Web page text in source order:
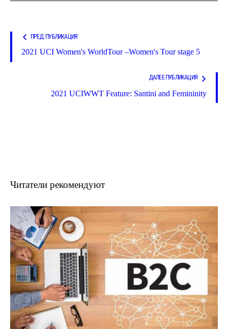
ПРЕД. ПУБЛИКАЦИЯ
2021 UCI Women's WorldTour –Women's Tour stage 5
ДАЛЕЕ ПУБЛИКАЦИЯ
2021 UCIWWT Feature: Santini and Femininity
Читатели рекомендуют